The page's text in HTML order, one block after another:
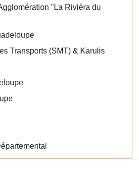
"La Riviéra du
Transports (SMT) & Karulis